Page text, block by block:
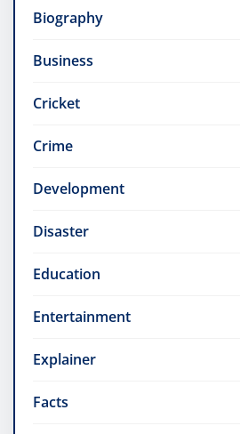
Biography
Business
Cricket
Crime
Development
Disaster
Education
Entertainment
Explainer
Facts